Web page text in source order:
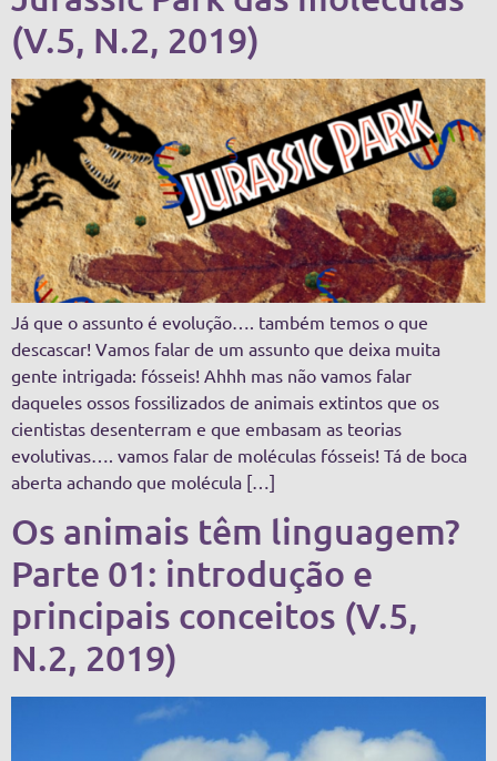
(V.5, N.2, 2019)
Já que o assunto é evolução…. também temos o que
descascar! Vamos falar de um assunto que deixa muita
gente intrigada: fósseis! Ahhh mas não vamos falar
daqueles ossos fossilizados de animais extintos que os
cientistas desenterram e que embasam as teorias
evolutivas…. vamos falar de moléculas fósseis! Tá de boca
aberta achando que molécula […]
Os animais têm linguagem?
Parte 01: introdução e
principais conceitos (V.5,
N.2, 2019)